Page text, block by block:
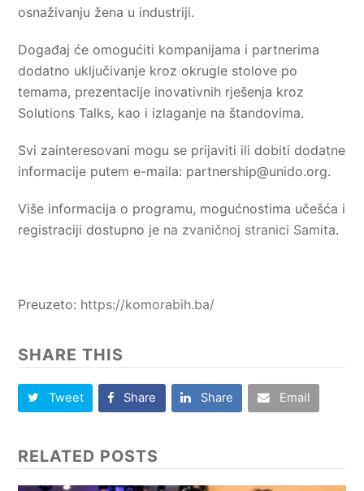
osnaživanju žena u industriji.
Događaj će omogućiti kompanijama i partnerima
dodatno uključivanje kroz okrugle stolove po
temama, prezentacije inovativnih rješenja kroz
Solutions Talks, kao i izlaganje na štandovima.
Svi zainteresovani mogu se prijaviti ili dobiti dodatne
informacije putem e-maila: partnership@unido.org.
Više informacija o programu, mogućnostima učešća i
registraciji dostupno je na zvaničnoj stranici Samita.
Preuzeto: https://komorabih.ba/
SHARE THIS
Tweet Share Share Email
RELATED POSTS